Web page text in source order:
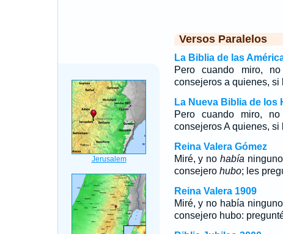
Versos Paralelos
La Biblia de las
Pero cuando miro,
consejeros a quienes, si
La Nueva Biblia de los
Pero cuando miro,
consejeros A quienes, si
Reina Valera Gómez
Miré, y nohabía
consejero hubo; les
Reina Valera 1909
Miré, y no había
consejero hubo: